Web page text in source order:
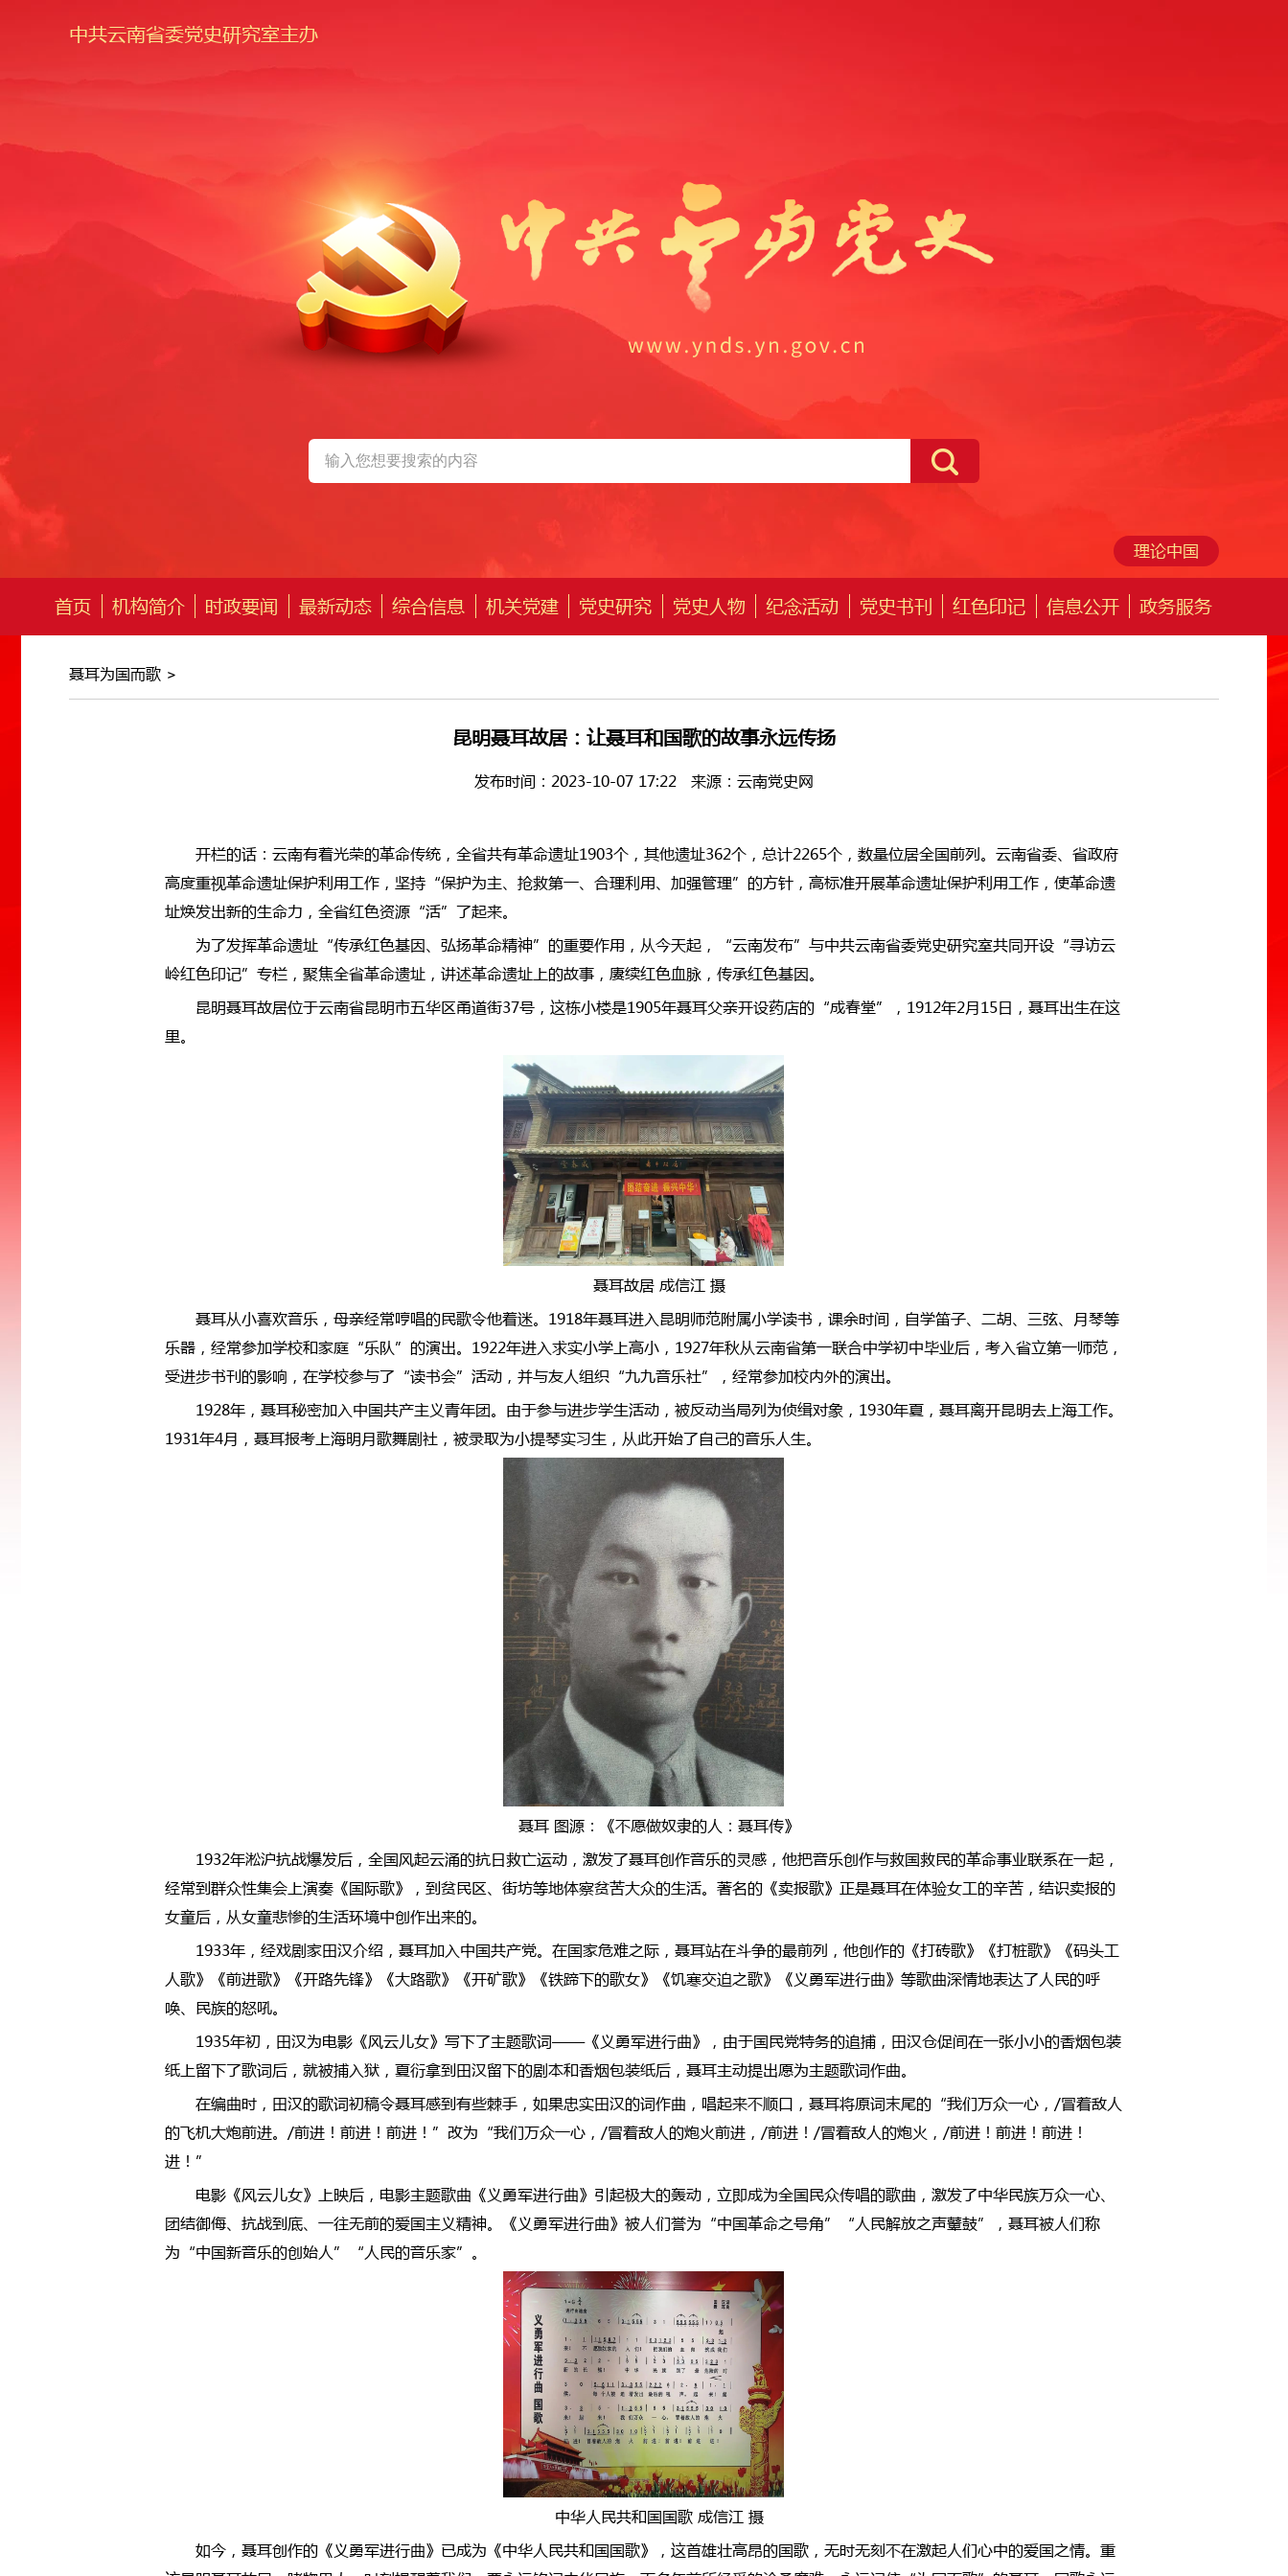
中共云南省委党史研究室主办
理论中国
首页 机构简介 时政要闻 最新动态 综合信息 机关党建 党史研究 党史人物 纪念活动 党史书刊 红色印记 信息公开 政务服务
聂耳为国而歌 >
昆明聂耳故居：让聂耳和国歌的故事永远传扬
发布时间：2023-10-07 17:22 来源：云南党史网
开栏的话：云南有着光荣的革命传统，全省共有革命遗址1903个，其他遗址362个，总计2265个，数量位居全国前列。云南省委、省政府
高度重视革命遗址保护利用工作，坚持“保护为主、抢救第一、合理利用、加强管理”的方针，高标准开展革命遗址保护利用工作，使革命遗
址焕发出新的生命力，全省红色资源“活”了起来。
为了发挥革命遗址“传承红色基因、弘扬革命精神”的重要作用，从今天起，“云南发布”与中共云南省委党史研究室共同开设“寻访云
岭红色印记”专栏，聚焦全省革命遗址，讲述革命遗址上的故事，赓续红色血脉，传承红色基因。
昆明聂耳故居位于云南省昆明市五华区甬道街37号，这栋小楼是1905年聂耳父亲开设药店的“成春堂”，1912年2月15日，聂耳出生在这
里。
聂耳故居 成信江 摄
聂耳从小喜欢音乐，母亲经常哼唱的民歌令他着迷。1918年聂耳进入昆明师范附属小学读书，课余时间，自学笛子、二胡、三弦、月琴等
乐器，经常参加学校和家庭“乐队”的演出。1922年进入求实小学上高小，1927年秋从云南省第一联合中学初中毕业后，考入省立第一师范，
受进步书刊的影响，在学校参与了“读书会”活动，并与友人组织“九九音乐社”，经常参加校内外的演出。
1928年，聂耳秘密加入中国共产主义青年团。由于参与进步学生活动，被反动当局列为侦缉对象，1930年夏，聂耳离开昆明去上海工作。
1931年4月，聂耳报考上海明月歌舞剧社，被录取为小提琴实习生，从此开始了自己的音乐人生。
聂耳 图源：《不愿做奴隶的人：聂耳传》
1932年淞沪抗战爆发后，全国风起云涌的抗日救亡运动，激发了聂耳创作音乐的灵感，他把音乐创作与救国救民的革命事业联系在一起，
经常到群众性集会上演奏《国际歌》，到贫民区、街坊等地体察贫苦大众的生活。著名的《卖报歌》正是聂耳在体验女工的辛苦，结识卖报的
女童后，从女童悲惨的生活环境中创作出来的。
1933年，经戏剧家田汉介绍，聂耳加入中国共产党。在国家危难之际，聂耳站在斗争的最前列，他创作的《打砖歌》《打桩歌》《码头工
人歌》《前进歌》《开路先锋》《大路歌》《开矿歌》《铁蹄下的歌女》《饥寒交迫之歌》《义勇军进行曲》等歌曲深情地表达了人民的呼
唤、民族的怒吼。
1935年初，田汉为电影《风云儿女》写下了主题歌词——《义勇军进行曲》，由于国民党特务的追捕，田汉仓促间在一张小小的香烟包装
纸上留下了歌词后，就被捕入狱，夏衍拿到田汉留下的剧本和香烟包装纸后，聂耳主动提出愿为主题歌词作曲。
在编曲时，田汉的歌词初稿令聂耳感到有些棘手，如果忠实田汉的词作曲，唱起来不顺口，聂耳将原词末尾的“我们万众一心，/冒着敌人
的飞机大炮前进。/前进！前进！前进！”改为“我们万众一心，/冒着敌人的炮火前进，/前进！/冒着敌人的炮火，/前进！前进！前进！
进！”
电影《风云儿女》上映后，电影主题歌曲《义勇军进行曲》引起极大的轰动，立即成为全国民众传唱的歌曲，激发了中华民族万众一心、
团结御侮、抗战到底、一往无前的爱国主义精神。《义勇军进行曲》被人们誉为“中国革命之号角”“人民解放之声鼙鼓”，聂耳被人们称
为“中国新音乐的创始人”“人民的音乐家”。
中华人民共和国国歌 成信江 摄
如今，聂耳创作的《义勇军进行曲》已成为《中华人民共和国国歌》，这首雄壮高昂的国歌，无时无刻不在激起人们心中的爱国之情。重